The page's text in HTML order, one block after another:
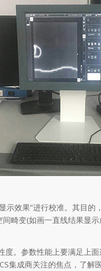
示效果”进行校准。其目
畸变(如画一直线结果显
。参数性能上要满足上
集成商关注的焦点，了